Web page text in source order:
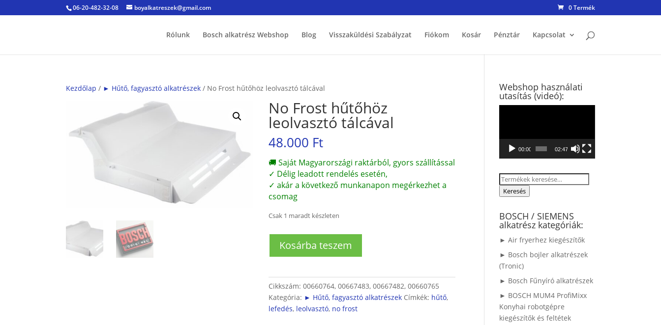
06-20-482-32-08 boyalkatreszek@gmail.com 0 Termék
Rólunk Bosch alkatrész Webshop Blog Visszaküldési Szabályzat Fiókom Kosár Pénztár Kapcsolat
Kezdőlap / ► Hűtő, fagyasztó alkatrészek / No Frost hűtőhöz leolvasztó tálcával
No Frost hűtőhöz
leolvasztó tálcával
48.000 Ft
🚚 Saját Magyarországi raktárból, gyors szállítással
✓ Délig leadott rendelés esetén,
✓ akár a következő munkanapon megérkezhet a
csomag
Csak 1 maradt készleten
Frost
tálcával
mennyiség
Kosárba teszem
Cikkszám:00660764, 00667483, 00667482, 00660765
Kategória: ► Hűtő, fagyasztó alkatrészek Címkék: hűtő,
lefedés, leolvasztó, no frost
Webshop használati
utasítás (videó):
00:00 02:47
Keresés
Keresés
BOSCH / SIEMENS
alkatrész kategóriák:
► Air fryerhez kiegészítők
► Bosch bojler alkatrészek
(Tronic)
► Bosch Fűnyíró alkatrészek
► BOSCH MUM4 ProfiMixx
Konyhai robotgépre
kiegészítők és feltétek